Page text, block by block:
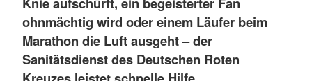
ohnmächtig wird oder einem Läufer beim
Marathon die Luft ausgeht – der
Sanitätsdienst des Deutschen Roten